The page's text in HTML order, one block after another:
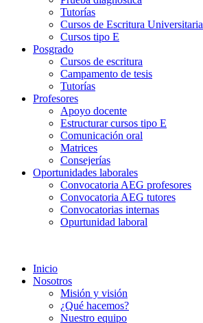
Tutorías
Cursos de Escritura Universitaria
Cursos tipo E
Posgrado
Cursos de escritura
Campamento de tesis
Tutorías
Profesores
Apoyo docente
Estructurar cursos tipo E
Comunicación oral
Matrices
Consejerías
Oportunidades laborales
Convocatoria AEG profesores
Convocatoria AEG tutores
Convocatorias internas
Opurtunidad laboral
Inicio
Nosotros
Misión y visión
¿Qué hacemos?
Nuestro equipo